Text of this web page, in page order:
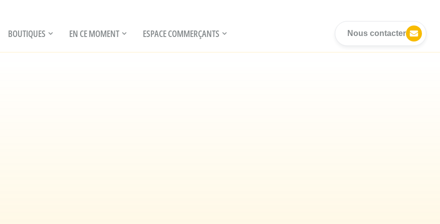
BOUTIQUES EN CE MOMENT ESPACE COMMERÇANTS Nous contacter